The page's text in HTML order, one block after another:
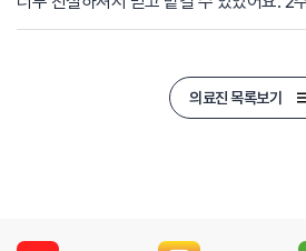
2달 맞았고, 입원은 안했더랬습니다. 그리고 1년 후에 약 한두번
약을 믿었기 때문에 약발이 더 잘 들었나 생
무엇보다도 군더더기 없는 치료와 짧고 강
도움됐어요. 감사합니다!
의료진 목록보기